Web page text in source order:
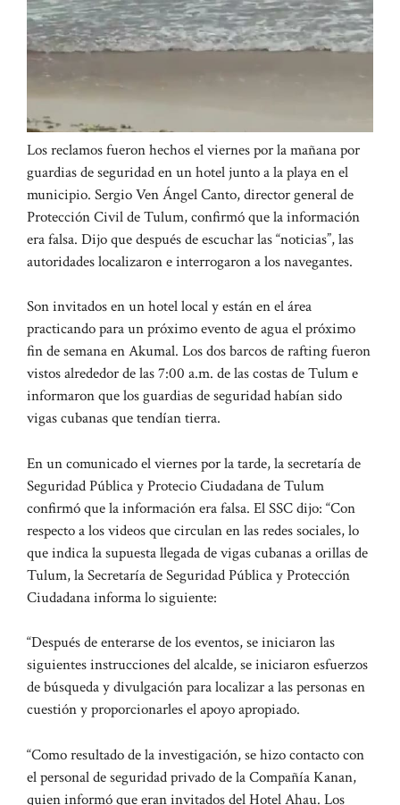
Los reclamos fueron hechos el viernes por la mañana por
guardias de seguridad en un hotel junto a la playa en el
municipio. Sergio Ven Ángel Canto, director general de
Protección Civil de Tulum, confirmó que la información
era falsa. Dijo que después de escuchar las “noticias”, las
autoridades localizaron e interrogaron a los navegantes.
Son invitados en un hotel local y están en el área
practicando para un próximo evento de agua el próximo
fin de semana en Akumal. Los dos barcos de rafting fueron
vistos alrededor de las 7:00 a.m. de las costas de Tulum e
informaron que los guardias de seguridad habían sido
vigas cubanas que tendían tierra.
En un comunicado el viernes por la tarde, la secretaría de
Seguridad Pública y Protecio Ciudadana de Tulum
confirmó que la información era falsa. El SSC dijo: “Con
respecto a los videos que circulan en las redes sociales, lo
que indica la supuesta llegada de vigas cubanas a orillas de
Tulum, la Secretaría de Seguridad Pública y Protección
Ciudadana informa lo siguiente:
“Después de enterarse de los eventos, se iniciaron las
siguientes instrucciones del alcalde, se iniciaron esfuerzos
de búsqueda y divulgación para localizar a las personas en
cuestión y proporcionarles el apoyo apropiado.
“Como resultado de la investigación, se hizo contacto con
el personal de seguridad privado de la Compañía Kanan,
quien informó que eran invitados del Hotel Ahau. Los